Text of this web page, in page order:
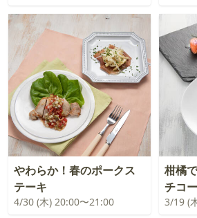
やわらか！春のポークス
テーキ
4/30 (木) 20:00〜21:00
柑橘
チコ
3/19 (